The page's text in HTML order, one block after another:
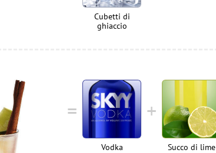
Cubetti di
ghiaccio
Vodka Succo di lime